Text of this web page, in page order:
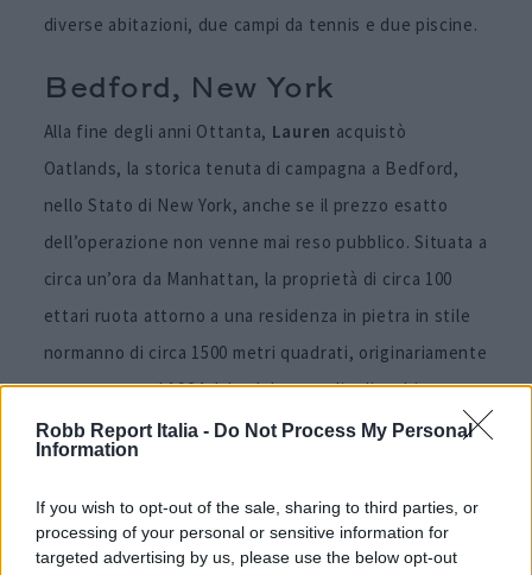
Robb Report Italia - Do Not Process My Personal
Information
If you wish to opt-out of the sale, sharing to third parties, or
processing of your personal or sensitive information for
targeted advertising by us, please use the below opt-out
diverse abitazioni, due campi da tennis e due piscine.
Bedford, New York
Alla fine degli anni Ottanta, Lauren acquistò
Oatlands, la storica tenuta di campagna a Bedford,
nello Stato di New York, anche se il prezzo esatto
dell’operazione non venne mai reso pubblico. Situata a
circa un’ora da Manhattan, la proprietà di circa 100
ettari ruota attorno a una residenza in pietra in stile
normanno di circa 1500 metri quadrati, originariamente
progettata nel 1924 dal celebre studio di architettura
Delano & Aldrichper il paesaggistaRobert Ludlow
Fowler Jr.Al momento dell’acquisto da parte di
Lauren, tuttavia, la dimora si trovava in condizioni di
forte degrado. Lo stilista dedicò anni al restauro e alla